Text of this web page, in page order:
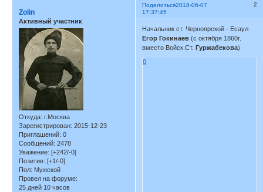
Поделиться 2
2018-06-07
17:37:45
Zolin
Активный участник
Откуда: г.Москва
Зарегистрирован: 2015-12-23
Приглашений: 0
Сообщений: 2478
Уважение: [+242/-0]
Позитив: [+1/-0]
Пол: Мужской
Провел на форуме:
25 дней 10 часов
Начальник ст. Черноярской - Есаул
Егор Гокинаев (с октября 1860г.
вместо Войск.Ст. Гуржабекова)
0